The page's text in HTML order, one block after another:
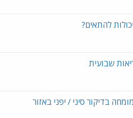
להתאים?
שבועית
בדיקור סיני / יפני באזור